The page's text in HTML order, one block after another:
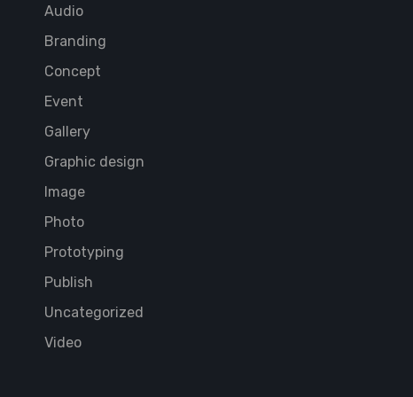
Audio
Branding
Concept
Event
Gallery
Graphic design
Image
Photo
Prototyping
Publish
Uncategorized
Video